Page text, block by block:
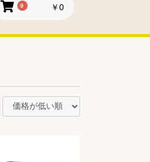
0 ￥0